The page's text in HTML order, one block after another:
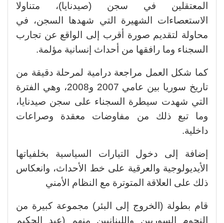
المعتقلين في سجن (صيدنايا)، متناولا
الاستعصاءات الشهيرة التي شهدها السجن، في
محاولة لتقديم صورة أقرب إلى الواقع عن تجارب
السجناء وما رافقها من أحداث إنسانية مؤلمة.
كما شكل العمل مراجعة درامية لمرحلة دقيقة من
تاريخ سوريا بين عامي 2007 و2008، وهي الفترة
التي شهدت سيطرة السجناء على سجن صيدنايا،
وما تبع ذلك من مفاوضات معقدة وصراعات
داخلية.
إضافة إلى دخول التيارات السياسية بخلفياتها
الأيديولوجية والعرقية على خط الأحداث، وانعكاس
ذلك على العلاقة المتوترة مع النظام الأمني
قام بطولة (الخروج إلى البئر) مجموعة كبيرة من
النجوم السوريين واللبنانيين منهم (عبد الحكيم